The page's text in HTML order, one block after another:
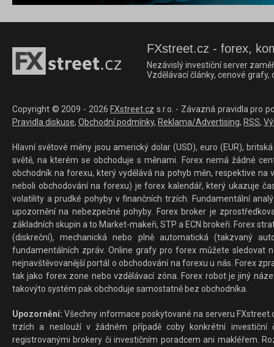
FXstreet.cz - forex,
Nezávislý investiční server
Vzdělávací články, cenové
Copyright © 2009 - 2026 FXstreet.cz s.r.o. - Závazná pravidla pro
Pravidla diskuse, Obchodní podmínky, Reklama/Advertising, RSS,
Hlavní světové měny jsou americký dolar (USD), euro (EUR),
světě, na kterém se obchoduje s měnami. Forex nemá žádné
obchodník na forexu, který vydělává na pohyb měn, respektive
neboli obchodování na forexu) je forex kalendář, který ukazuje
volatility a prudké pohyby v finančních trzích. Fundamentální
upozornění na nebezpečné pohyby. Forex broker je
základních skupin a to Market-makeři, STP a ECN brokeři. Forex
(diskreční), mechanická nebo plně automatická (takzvaný
fundamentálních zpráv. Online grafy pro forex můžete sledovat
nejnavštěvovanější portál o obchodování na forexu u nás. Forex
tak jako forex zone nebo vzdělávací zóna. Forex robot je jiný
takovýto systém pak obchoduje samostatně bez obchodníka.
Upozornění: Všechny informace poskytované na serveru
trzích a neslouží v žádném případě coby konkrétní investiční
registrovanými brokery či investičním poradcem ani makléřem.